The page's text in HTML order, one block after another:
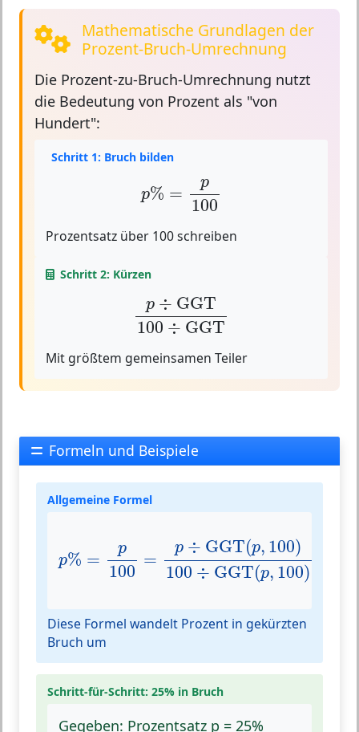
Mathematische Grundlagen der
Prozent-Bruch-Umrechnung
Die Prozent-zu-Bruch-Umrechnung nutzt
die Bedeutung von Prozent als "von
Hundert":
Schritt 1: Bruch bilden
p% =
p
100
100
Prozentsatz über 100 schreiben
Schritt 2: Kürzen
p ÷ GGT
100 ÷ GGT
÷GGT100
Mit größtem gemeinsamen Teiler
Formeln und Beispiele
Allgemeine Formel
p% =
p
100
=
p ÷ GGT(p, 100)
100 ÷ GGT(p, 100)
GGT p,100)100÷GGT
Diese Formel wandelt Prozent in gekürzten
Bruch um
Schritt-für-Schritt: 25% in Bruch
Gegeben: Prozentsatz p = 25%